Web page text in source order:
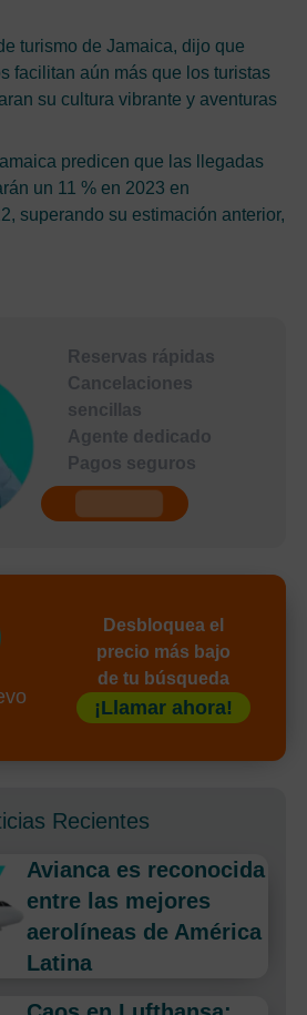
turismo de Jamaica, dijo que
facilitan aún más que los turistas
su cultura vibrante y aventuras
predicen que las llegadas
un 11 % en 2023 en
superando su estimación anterior,
Reservas rápidas
Cancelaciones
sencillas
Agente dedicado
Pagos seguros
Desbloquea el
precio más bajo
de tu búsqueda
¡Llamar ahora!
Recientes
Avianca es reconocida
entre las mejores
aerolíneas de América
Latina